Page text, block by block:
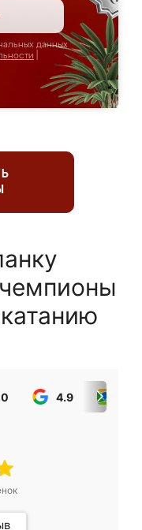
данных
4.9